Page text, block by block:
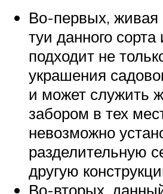
Во-первых, живая
туи данного
подходит не
украшения
и может служить
забором в тех
невозможно
разделительную
другую
Во-вторых,